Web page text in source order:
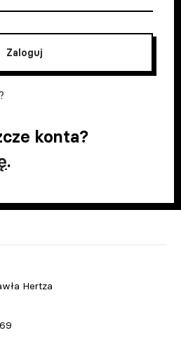
Zaloguj
konta?
.
Hertza